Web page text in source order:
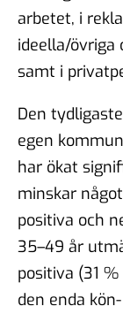
arbetet, i
ideella/övriga
samt i
Den
egen
har ökat
minskar
positiva och
35–49 år
positiva (31
den enda